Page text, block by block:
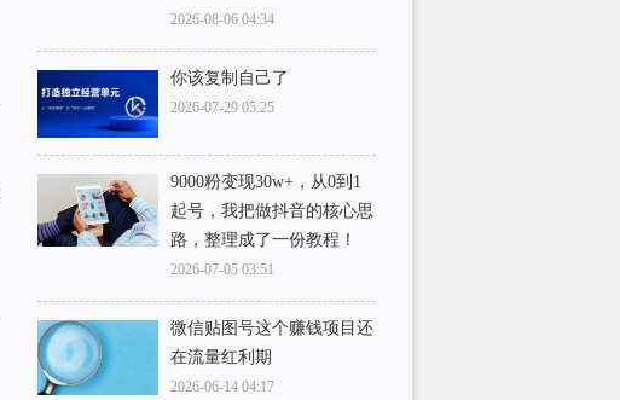
2026-08-06 04:34
你该复制自己了
2026-07-29 05:25
9000粉变现30w+，从0到1
起号，我把做抖音的核心思
路，整理成了一份教程！
2026-07-05 03:51
微信贴图号这个赚钱项目还
在流量红利期
2026-06-14 04:17